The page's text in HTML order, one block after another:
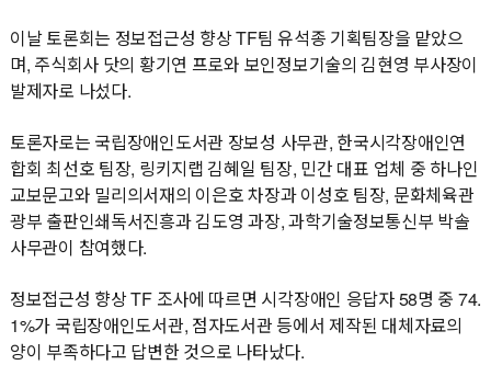
이날 토론회는 정보접근성 향상 TF팀 유석종 기획팀장을 맡았으
며, 주식회사 닷의 황기연 프로와 보인정보기술의 김현영 부사장이
발제자로 나섰다.
토론자로는 국립장애인도서관 장보성 사무관, 한국시각장애인연
합회 최선호 팀장, 링키지랩 김혜일 팀장, 민간 대표 업체 중 하나인
교보문고와 밀리의서재의 이은호 차장과 이성호 팀장, 문화체육관
광부 출판인쇄독서진흥과 김도영 과장, 과학기술정보통신부 박솔
사무관이 참여했다.
정보접근성 향상 TF 조사에 따르면 시각장애인 응답자 58명 중 74.
1%가 국립장애인도서관, 점자도서관 등에서 제작된 대체자료의
양이 부족하다고 답변한 것으로 나타났다.